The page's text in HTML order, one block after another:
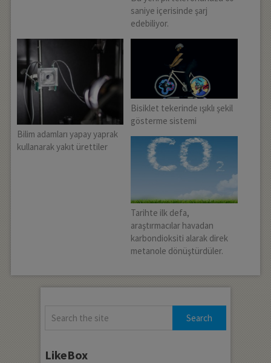
saniye içerisinde şarj
edebiliyor.
Bilim adamları yapay yaprak
kullanarak yakıt ürettiler
Bisiklet tekerinde ışıklı şekil
gösterme sistemi
Tarihte ilk defa,
araştırmacılar havadan
karbondioksiti alarak direk
metanole dönüştürdüler.
LikeBox